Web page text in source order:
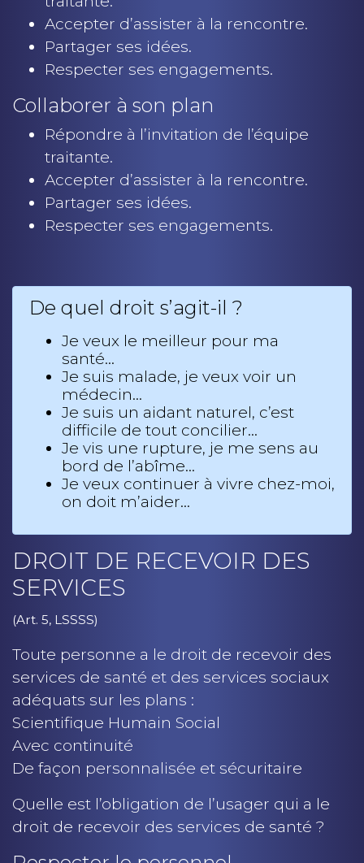
Accepter d’assister à la rencontre.
Partager ses idées.
Respecter ses engagements.
Collaborer à son plan
Répondre à l’invitation de l’équipe
traitante.
Accepter d’assister à la rencontre.
Partager ses idées.
Respecter ses engagements.
De quel droit s’agit-il ?
Je veux le meilleur pour ma
santé…
Je suis malade, je veux voir un
médecin…
Je suis un aidant naturel, c’est
difficile de tout concilier…
Je vis une rupture, je me sens au
bord de l’abîme…
Je veux continuer à vivre chez-moi,
on doit m’aider…
DROIT DE RECEVOIR DES
SERVICES
(Art. 5, LSSSS)
Toute personne a le droit de recevoir des
services de santé et des services sociaux
adéquats sur les plans :
Scientifique Humain Social
Avec continuité
De façon personnalisée et sécuritaire
Quelle est l’obligation de l’usager qui a le
droit de recevoir des services de santé ?